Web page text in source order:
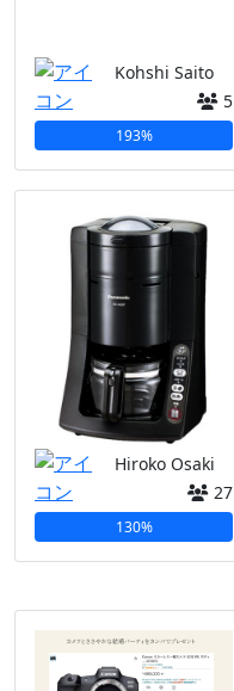
Kohshi Saito
5
193%
Hiroko Osaki
27
130%